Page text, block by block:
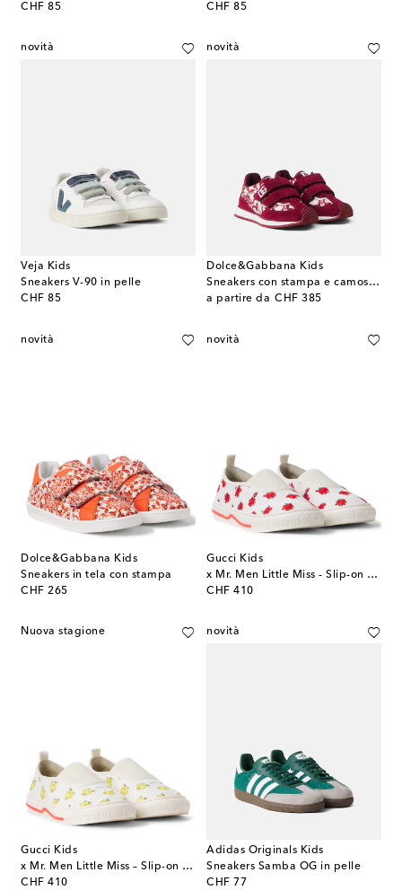
CHF 85
original price CHF 85
original price
novità
Veja Kids
Sneakers V-90 in pelle
CHF 85
original price
novità
Dolce&Gabbana Kids
Sneakers con stampa e camoscio
a partire da CHF 385
original price
novità
Dolce&Gabbana Kids
Sneakers in tela con stampa
CHF 265
original price
novità
Gucci Kids
x Mr. Men Little Miss - Slip-on con stampa
CHF 410
original price
Nuova stagione
Gucci Kids
x Mr. Men Little Miss – Slip-on GG
CHF 410
original price
novità
Adidas Originals Kids
Sneakers Samba OG in pelle
CHF 77
original price